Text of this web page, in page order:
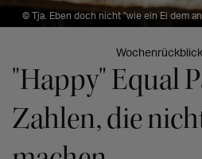
© Tja. Eben doch nicht "wie ein Ei dem
"Happy" Equal
Zahlen, die